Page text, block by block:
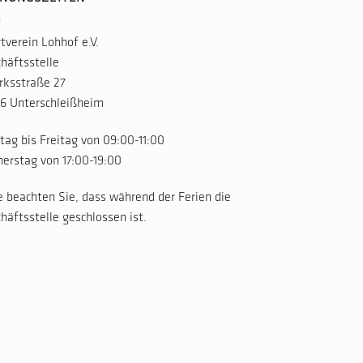
Lohhof e.V.
27
Unterschleißheim
bis Freitag von 09:00-11:00
von 17:00-19:00
beachten Sie, dass während der Ferien die
geschlossen ist.